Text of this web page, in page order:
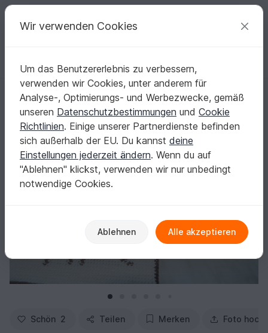
Deine kreativen Ideen
Deutsch | € (EUR) einloggen Kostenlos registrieren
Startseite Häkeln Haus & Deko Topflappen
Häkelanleitung Doubleface-Topflappen Hund
Häkelanleitung Doubleface-Topflappen Hund
Schön 2 Teilen Merken Foto
Wir verwenden Cookies
Um das Benutzererlebnis zu verbessern,
verwenden wir Cookies, unter anderem für
Analyse-, Optimierungs- und Werbezwecke, gemäß
unseren Datenschutzbestimmungen und Cookie
Richtlinien. Einige unserer Partnerdienste befinden
sich außerhalb der EU. Du kannst deine
Einstellungen jederzeit ändern. Wenn du auf
"Ablehnen" klickst, verwenden wir nur unbedingt
notwendige Cookies.
Ablehnen Alle akzeptieren